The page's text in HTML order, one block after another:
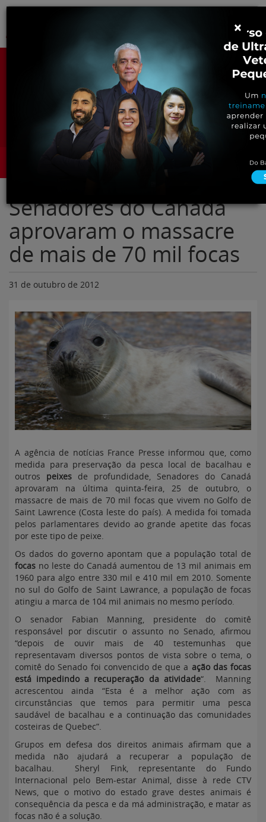
Portal para Profissionais Veterinários
Assine Gratuitamente
Senadores do Canadá
aprovaram o massacre
de mais de 70 mil focas
31 de outubro de 2012
A agência de notícias France Presse informou que, como
medida para preservação da pesca local de bacalhau e
outros peixes de profundidade, Senadores do Canadá
aprovaram na última quinta-feira, 25 de outubro, o
massacre de mais de 70 mil focas que vivem no Golfo de
Saint Lawrence (Costa leste do país). A medida foi tomada
pelos parlamentares devido ao grande apetite das focas
por este tipo de peixe.
Os dados do governo apontam que a população total de
focas no leste do Canadá aumentou de 13 mil animais em
1960 para algo entre 330 mil e 410 mil em 2010. Somente
no sul do Golfo de Saint Lawrance, a população de focas
atingiu a marca de 104 mil animais no mesmo período.
O senador Fabian Manning, presidente do comitê
responsável por discutir o assunto no Senado, afirmou
“depois de ouvir mais de 40 testemunhas que
representavam diversos pontos de vista sobre o tema, o
comitê do Senado foi convencido de que a ação das focas
está impedindo a recuperação da atividade“. Manning
acrescentou ainda “Esta é a melhor ação com as
circunstâncias que temos para permitir uma pesca
saudável de bacalhau e a continuação das comunidades
costeiras de Quebec”.
Grupos em defesa dos direitos animais afirmam que a
medida não ajudará a recuperar a população de
bacalhau. Sheryl Fink, representante do Fundo
Internacional pelo Bem-estar Animal, disse à rede CTV
News, que o motivo do estado grave destes animais é
consequência da pesca e da má administração, e matar as
focas não é a solução.
×